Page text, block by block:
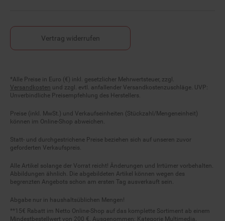
Vertrag widerrufen
Fußnoten
*Alle Preise in Euro (€) inkl. gesetzlicher Mehrwertsteuer, zzgl.
Versandkostenund zzgl. evtl. anfallender Versandkostenzuschläge. UVP:
Unverbindliche Preisempfehlung des Herstellers.
Preise (inkl. MwSt.) und Verkaufseinheiten (Stückzahl/Mengeneinheit)
können im Online-Shop abweichen.
Statt- und durchgestrichene Preise beziehen sich auf unseren zuvor
geforderten Verkaufspreis.
Alle Artikel solange der Vorrat reicht! Änderungen und Irrtümer vorbehalten.
Abbildungen ähnlich. Die abgebildeten Artikel können wegen des
begrenzten Angebots schon am ersten Tag ausverkauft sein.
Abgabe nur in haushaltsüblichen Mengen!
**15€ Rabatt im Netto Online-Shop auf das komplette Sortiment ab einem
Mindestbestellwert von 200 €. Ausgenommen: Kategorie Multimedia,